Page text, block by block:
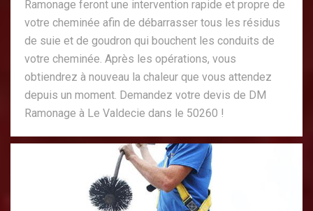
Ramonage feront une intervention rapide et propre de
votre cheminée afin de débarrasser tous les résidus
de suie et de goudron qui bouchent les conduits de
votre cheminée. Après les opérations, vous
obtiendrez à nouveau la chaleur que vous attendez
depuis un moment. Demandez votre devis de DM
Ramonage à Le Valdecie dans le 50260 !